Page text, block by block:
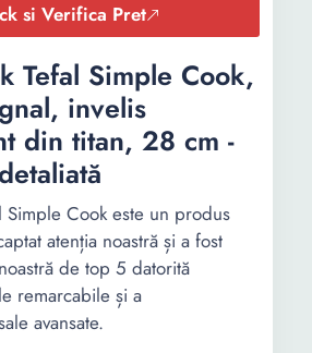
si Verifica Pret
Tefal Simple Cook,
invelis
din titan, 28 cm -
Simple Cook este un produs
atenția noastră și a fost
de top 5 datorită
remarcabile și a
avansate.